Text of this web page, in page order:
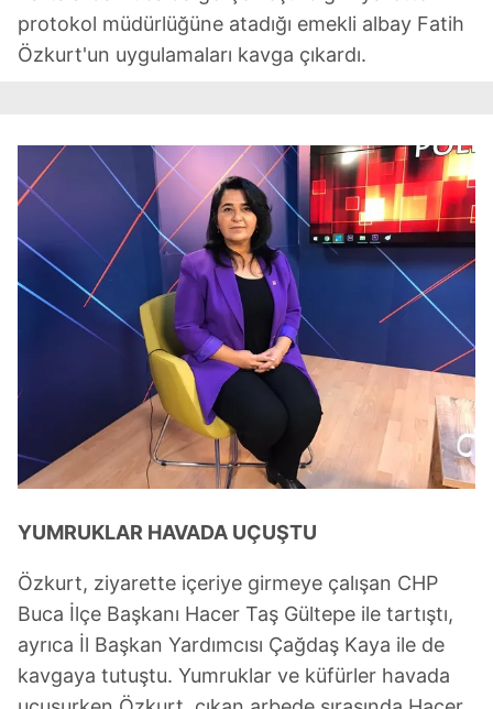
protokol müdürlüğüne atadığı emekli albay Fatih
Özkurt'un uygulamaları kavga çıkardı.
YUMRUKLAR HAVADA UÇUŞTU
Özkurt, ziyarette içeriye girmeye çalışan CHP
Buca İlçe Başkanı Hacer Taş Gültepe ile tartıştı,
ayrıca İl Başkan Yardımcısı Çağdaş Kaya ile de
kavgaya tutuştu. Yumruklar ve küfürler havada